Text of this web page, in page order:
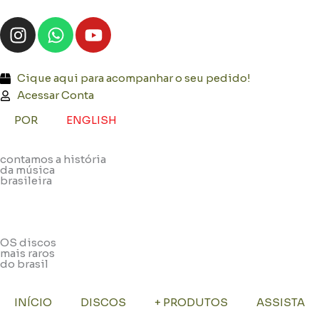
para
o
I
n
t
a
g
m
W
h
t
s
p
Y
o
t
u
b
Cique aqui para acompanhar o seu pedido!
Acessar Conta
POR
ENGLISH
contamos a história
da música
brasileira
OS discos
mais raros
do brasil
INÍCIO DISCOS + PRODUTOS ASSISTA